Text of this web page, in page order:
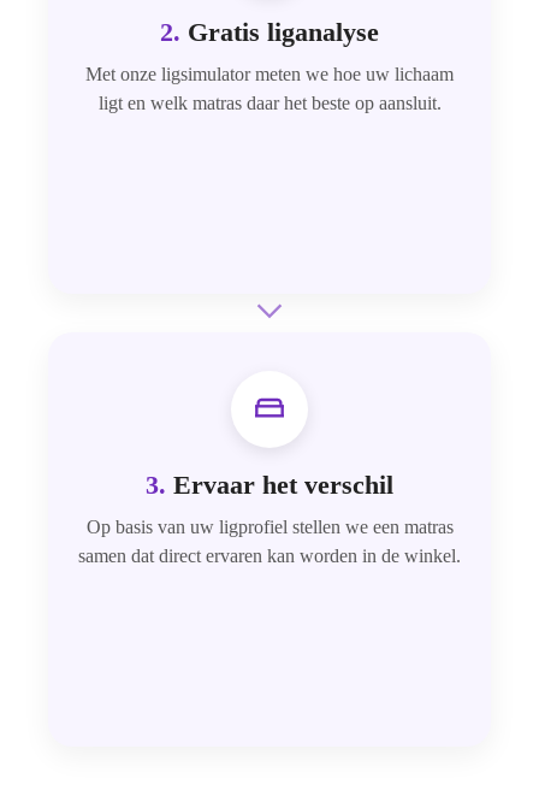
2. Gratis liganalyse
Met onze ligsimulator meten we hoe uw lichaam
ligt en welk matras daar het beste op aansluit.
3. Ervaar het verschil
Op basis van uw ligprofiel stellen we een matras
samen dat direct ervaren kan worden in de winkel.